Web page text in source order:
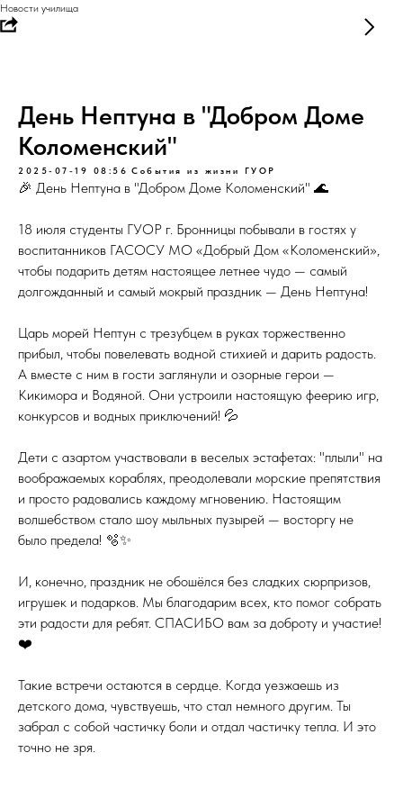
Новости училища
День Нептуна в "Добром Доме
Коломенский"
2025-07-19 08:56 События из жизни ГУОР
🎉 День Нептуна в "Добром Доме Коломенский" 🌊
18 июля студенты ГУОР г. Бронницы побывали в гостях у
воспитанников ГАСОСУ МО «Добрый Дом «Коломенский»,
чтобы подарить детям настоящее летнее чудо — самый
долгожданный и самый мокрый праздник — День Нептуна!
Царь морей Нептун с трезубцем в руках торжественно
прибыл, чтобы повелевать водной стихией и дарить радость.
А вместе с ним в гости заглянули и озорные герои —
Кикимора и Водяной. Они устроили настоящую феерию игр,
конкурсов и водных приключений! 💦
Дети с азартом участвовали в веселых эстафетах: "плыли" на
воображаемых кораблях, преодолевали морские препятствия
и просто радовались каждому мгновению. Настоящим
волшебством стало шоу мыльных пузырей — восторгу не
было предела! 🫧✨
И, конечно, праздник не обошёлся без сладких сюрпризов,
игрушек и подарков. Мы благодарим всех, кто помог собрать
эти радости для ребят. СПАСИБО вам за доброту и участие!
❤️
Такие встречи остаются в сердце. Когда уезжаешь из
детского дома, чувствуешь, что стал немного другим. Ты
забрал с собой частичку боли и отдал частичку тепла. И это
точно не зря.